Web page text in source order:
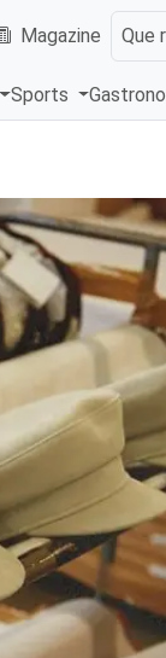
Magazine Que
Sports